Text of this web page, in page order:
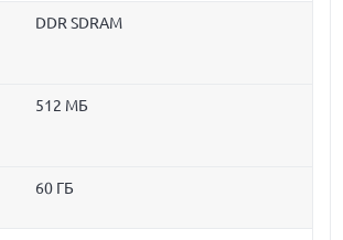
DDR SDRAM
512 МБ
60 ГБ